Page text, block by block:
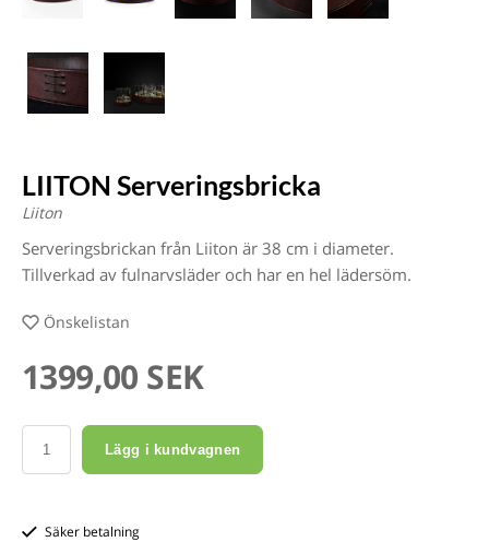
LIITON Serveringsbricka
Liiton
Serveringsbrickan från Liiton är 38 cm i diameter.
Tillverkad av fulnarvsläder och har en hel lädersöm.
Önskelistan
1399,00 SEK
Lägg i kundvagnen
Säker betalning